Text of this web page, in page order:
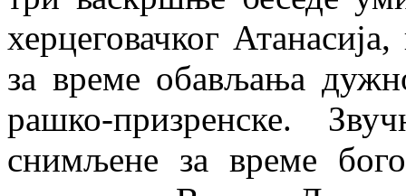
херцеговачког
за време обављања
рашко-призренске.
снимљене за време